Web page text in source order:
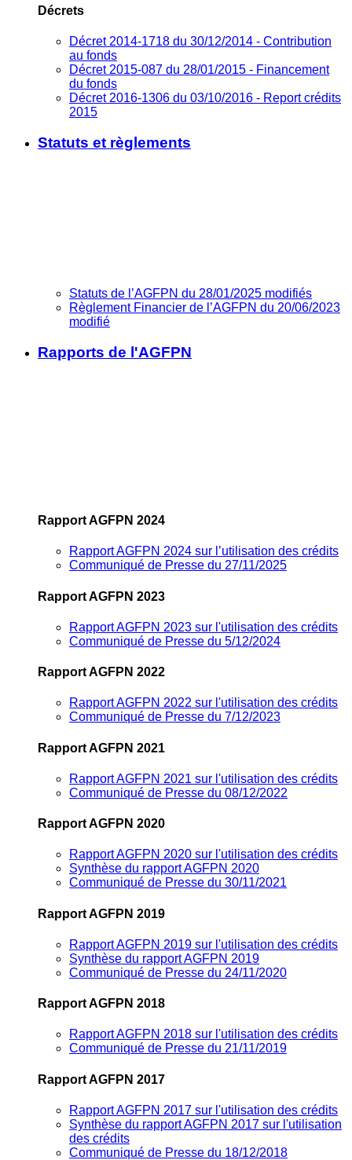
Décrets
Décret 2014-1718 du 30/12/2014 - Contribution
au fonds
Décret 2015-087 du 28/01/2015 - Financement
du fonds
Décret 2016-1306 du 03/10/2016 - Report crédits
2015
Statuts et règlements
Statuts de l’AGFPN du 28/01/2025 modifiés
Règlement Financier de l’AGFPN du 20/06/2023
modifié
Rapports de l'AGFPN
Rapport AGFPN 2024
Rapport AGFPN 2024 sur l’utilisation des crédits
Communiqué de Presse du 27/11/2025
Rapport AGFPN 2023
Rapport AGFPN 2023 sur l'utilisation des crédits
Communiqué de Presse du 5/12/2024
Rapport AGFPN 2022
Rapport AGFPN 2022 sur l'utilisation des crédits
Communiqué de Presse du 7/12/2023
Rapport AGFPN 2021
Rapport AGFPN 2021 sur l'utilisation des crédits
Communiqué de Presse du 08/12/2022
Rapport AGFPN 2020
Rapport AGFPN 2020 sur l'utilisation des crédits
Synthèse du rapport AGFPN 2020
Communiqué de Presse du 30/11/2021
Rapport AGFPN 2019
Rapport AGFPN 2019 sur l'utilisation des crédits
Synthèse du rapport AGFPN 2019
Communiqué de Presse du 24/11/2020
Rapport AGFPN 2018
Rapport AGFPN 2018 sur l'utilisation des crédits
Communiqué de Presse du 21/11/2019
Rapport AGFPN 2017
Rapport AGFPN 2017 sur l'utilisation des crédits
Synthèse du rapport AGFPN 2017 sur l'utilisation
des crédits
Communiqué de Presse du 18/12/2018